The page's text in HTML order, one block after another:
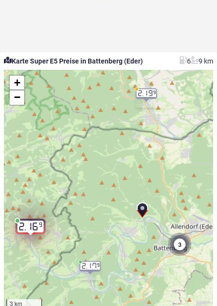
Karte Super E5 Preise in Battenberg (Eder) 6 9 km
2.169
2.199
2.179
3
+
−
3 km